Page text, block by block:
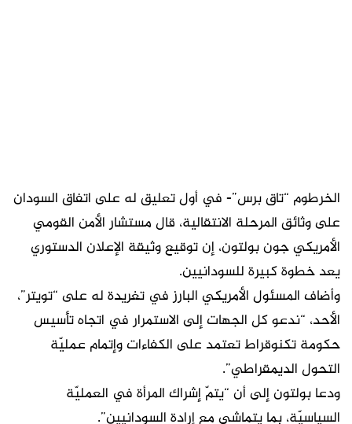
الخرطوم “تاق برس”- في أول تعليق له على اتفاق السودان
على وثائق المرحلة الانتقالية، قال مستشار الأمن القومي
الأمريكي جون بولتون، إن توقيع وثيقة الإعلان الدستوري
يعد خطوة كبيرة للسودانيين.
وأضاف المسئول الأمريكي البارز في تغريدة له على “تويتر”،
الأحد، “ندعو كل الجهات إلى الاستمرار في اتجاه تأسيس
حكومة تكنوقراط تعتمد على الكفاءات وإتمام عمليّة
التحول الديمقراطي”.
ودعا بولتون إلى أن “يتمّ إشراك المرأة في العمليّة
السياسيّة، بما يتماشى مع إرادة السودانيين”.